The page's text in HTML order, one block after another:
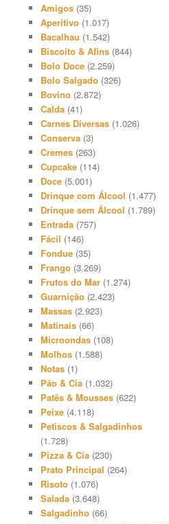
Amigos (35)
Aperitivo (1.017)
Bacalhau (1.542)
Biscoito & Afins (844)
Bolo Doce (2.259)
Bolo Salgado (326)
Bovino (2.872)
Calda (41)
Carnes Diversas (1.026)
Conserva (3)
Cremes (263)
Cupcake (114)
Doce (5.001)
Drinque com Álcool (1.477)
Drinque sem Álcool (1.789)
Entrada (757)
Fácil (146)
Fondue (35)
Frango (3.269)
Frutos do Mar (1.274)
Guarnição (2.423)
Massas (2.923)
Matinais (66)
Microondas (108)
Molhos (1.588)
Notas (1)
Pão & Cia (1.032)
Patês & Mousses (622)
Peixe (4.118)
Petiscos & Salgadinhos
(1.728)
Pizza & Cia (230)
Prato Principal (264)
Risoto (1.076)
Salada (3.648)
Salgadinho (66)